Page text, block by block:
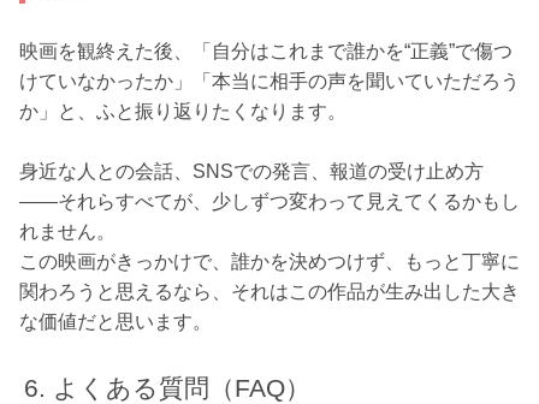
映画を観終えた後、「自分はこれまで誰かを“正義”で傷つ
けていなかったか」「本当に相手の声を聞いていただろう
か」と、ふと振り返りたくなります。
身近な人との会話、SNSでの発言、報道の受け止め方
――それらすべてが、少しずつ変わって見えてくるかもし
れません。
この映画がきっかけで、誰かを決めつけず、もっと丁寧に
関わろうと思えるなら、それはこの作品が生み出した大き
な価値だと思います。
よくある質問（FAQ）